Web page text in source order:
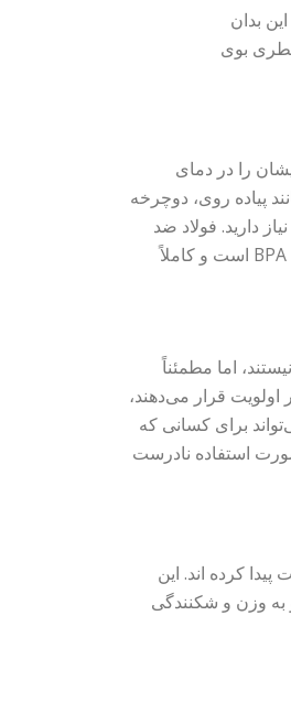
بدان
بوی
را در دمای
پیاده روی، دوچرخه
دارید. فولاد ضد
زنگ نیز در مقایسه با پلاستیک، ماده ای امن تر و پایدارتر است، زیرا عاری از مواد شیمیایی مضر مانند BPA است و کاملاً
اما مطمئناً
قرار می‌دهند،
برای کسانی که
استفاده نادرست
کرده اند. این
به وزن و شکنندگی